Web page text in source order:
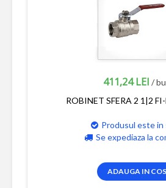
411,24 LEI /
ROBINET SFERA 2 1|2
Produsul este
Se expediaza la
ADAUGA IN COS